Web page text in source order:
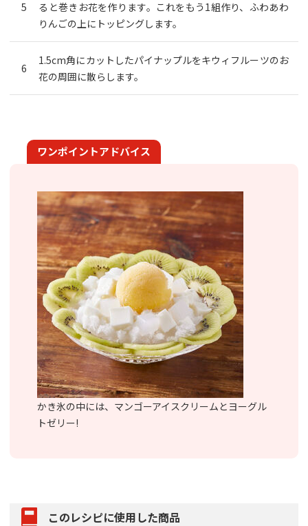
ると巻きお花を作ります。これをもう1組作り、ふわあわ
りんごの上にトッピングします。
1.5cm角にカットしたパイナップルをキウィフルーツのお
花の周囲に散らします。
ワンポイントアドバイス
かき氷の中には、マンゴーアイスクリームとヨーグル
トゼリー!
このレシピに使用した商品